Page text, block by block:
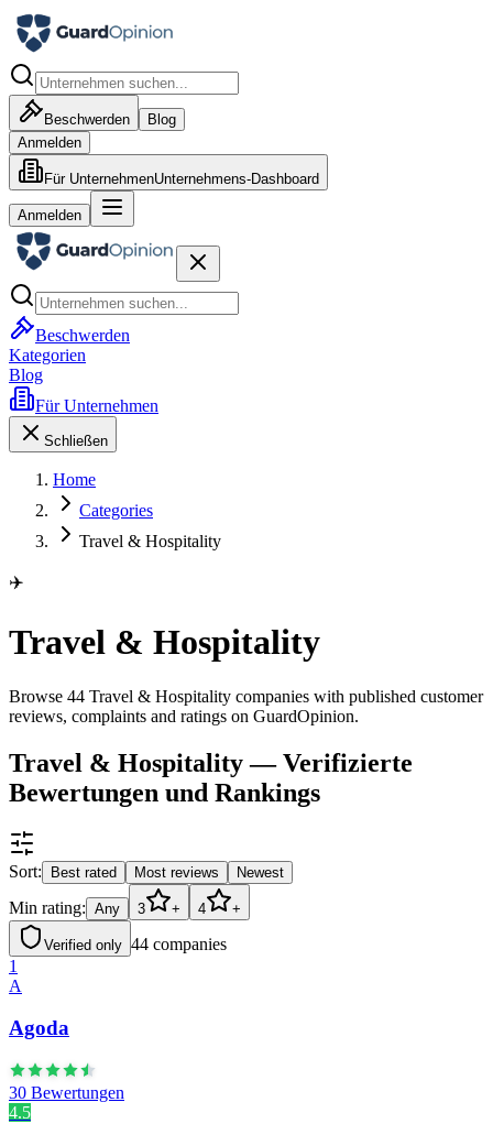
Beschwerden
Blog
Anmelden
Für UnternehmenUnternehmens-Dashboard
Anmelden
Beschwerden
Kategorien
Blog
Für Unternehmen
Schließen
Home
Categories
Travel & Hospitality
✈️
Travel & Hospitality
Browse 44 Travel & Hospitality companies with published customer
reviews, complaints and ratings on GuardOpinion.
Travel & Hospitality — Verifizierte
Bewertungen und Rankings
Sort: Best rated Most reviews Newest
Min rating: Any 3 + 4 +
Verified only 44 companies
1
A
Agoda
30 Bewertungen
4.5